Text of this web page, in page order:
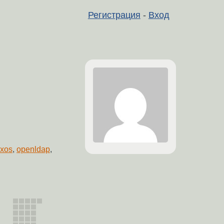
Регистрация - Вход
, openldap,